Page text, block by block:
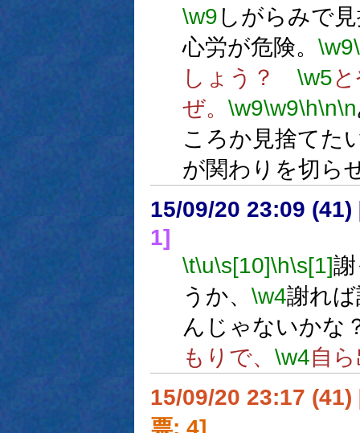
\w9 しがらみで
心労が危険。 \w9
しょう？ \w5
ぜ。 \w9\w9\h\n\n
ころか見捨てた
が関わりを切ら
15/09/20 23:09 (41)
1]
\t\u\s[10]\h\s[1]
うか、 \w4謝れ
んじゃないかな
もりで、 \w4自
15/09/20 23:17 (41)
票: 4]